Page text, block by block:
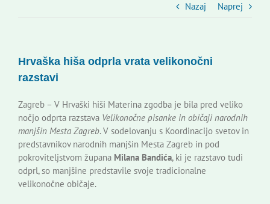
Kontakti
Novi odmev – naše glasilo
Založništvo
Nazaj Naprej
Hrvaška hiša odprla vrata velikonočni
razstavi
Zagreb – V Hrvaški hiši Materina zgodba je bila pred veliko
nočjo odprta razstava Velikonočne pisanke in običaji narodnih
manjšin Mesta Zagreb. V sodelovanju s Koordinacijo svetov in
predstavnikov narodnih manjšin Mesta Zagreb in pod
pokroviteljstvom župana Milana Bandića, ki je razstavo tudi
odprl, so manjšine predstavile svoje tradicionalne
velikonočne običaje.